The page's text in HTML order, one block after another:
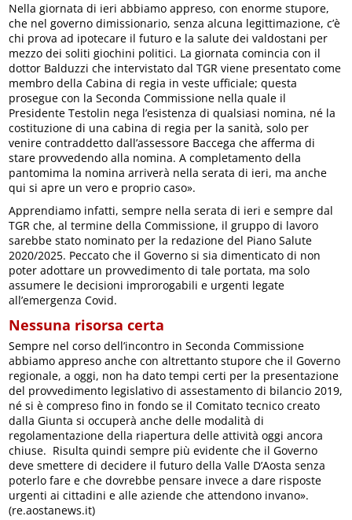
Nella giornata di ieri abbiamo appreso, con enorme stupore,
che nel governo dimissionario, senza alcuna legittimazione, c’è
chi prova ad ipotecare il futuro e la salute dei valdostani per
mezzo dei soliti giochini politici. La giornata comincia con il
dottor Balduzzi che intervistato dal TGR viene presentato come
membro della Cabina di regia in veste ufficiale; questa
prosegue con la Seconda Commissione nella quale il
Presidente Testolin nega l’esistenza di qualsiasi nomina, né la
costituzione di una cabina di regia per la sanità, solo per
venire contraddetto dall’assessore Baccega che afferma di
stare provvedendo alla nomina. A completamento della
pantomima la nomina arriverà nella serata di ieri, ma anche
qui si apre un vero e proprio caso».
Apprendiamo infatti, sempre nella serata di ieri e sempre dal
TGR che, al termine della Commissione, il gruppo di lavoro
sarebbe stato nominato per la redazione del Piano Salute
2020/2025. Peccato che il Governo si sia dimenticato di non
poter adottare un provvedimento di tale portata, ma solo
assumere le decisioni improrogabili e urgenti legate
all’emergenza Covid.
Nessuna risorsa certa
Sempre nel corso dell’incontro in Seconda Commissione
abbiamo appreso anche con altrettanto stupore che il Governo
regionale, a oggi, non ha dato tempi certi per la presentazione
del provvedimento legislativo di assestamento di bilancio 2019,
né si è compreso fino in fondo se il Comitato tecnico creato
dalla Giunta si occuperà anche delle modalità di
regolamentazione della riapertura delle attività oggi ancora
chiuse. Risulta quindi sempre più evidente che il Governo
deve smettere di decidere il futuro della Valle D’Aosta senza
poterlo fare e che dovrebbe pensare invece a dare risposte
urgenti ai cittadini e alle aziende che attendono invano».
(re.aostanews.it)